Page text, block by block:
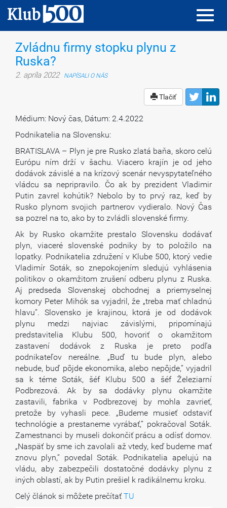
Zvládnu firmy stopku plynu z
Ruska?
2. apríla 2022 NAPÍSALI O NÁS
Tlačiť
Médium: Nový čas, Dátum: 2.4.2022
Podnikatelia na Slovensku:
BRATISLAVA – Plyn je pre Rusko zlatá baňa, skoro celú
Európu ním drží v šachu. Viacero krajín je od jeho
dodávok závislé a na krízový scenár nevyspytateľného
vládcu sa nepripravilo. Čo ak by prezident Vladimir
Putin zavrel kohútik? Nebolo by to prvý raz, keď by
Rusko plynom svojich partnerov vydieralo. Nový Čas
sa pozrel na to, ako by to zvládli slovenské firmy.
Ak by Rusko okamžite prestalo Slovensku dodávať
plyn, viaceré slovenské podniky by to položilo na
lopatky. Podnikatelia združení v Klube 500, ktorý vedie
Vladimír Soták, so znepokojením sledujú vyhlásenia
politikov o okamžitom zrušení odberu plynu z Ruska.
Aj predseda Slovenskej obchodnej a priemyselnej
komory Peter Mihók sa vyjadril, že „treba mať chladnú
hlavu“. Slovensko je krajinou, ktorá je od dodávok
plynu medzi najviac závislými, pripomínajú
predstavitelia Klubu 500, hovoriť o okamžitom
zastavení dodávok z Ruska je preto podľa
podnikateľov nereálne. „Buď tu bude plyn, alebo
nebude, buď pôjde ekonomika, alebo nepôjde,“ vyjadril
sa k téme Soták, šéf Klubu 500 a šéf Železiarní
Podbrezová. Ak by sa dodávky plynu okamžite
zastavili, fabrika v Podbrezovej by mohla zavrieť,
pretože by vyhasli pece. „Budeme musieť odstaviť
technológie a prestaneme vyrábať,“ pokračoval Soták.
Zamestnanci by museli dokončiť prácu a odísť domov.
„Naspäť by sme ich zavolali až vtedy, keď budeme mať
znovu plyn,“ povedal Soták. Podnikatelia apelujú na
vládu, aby zabezpečili dostatočné dodávky plynu z
iných oblastí, ak by Putin prešiel k radikálnemu kroku.
Celý článok si môžete prečítaťTU